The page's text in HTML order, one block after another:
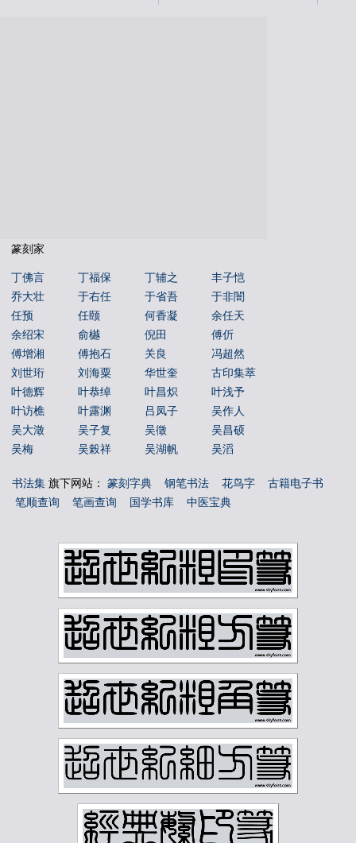
篆刻家
丁佛言 丁福保 丁辅之
丰子恺
乔大壮
于右任 于省吾
于非闇
任预
任颐 何香凝
余任天
余绍宋
俞樾 倪田
傅伒
傅增湘
傅抱石 关良
冯超然
刘世珩
刘海粟 华世奎
古印集萃
叶德辉
叶恭绰 叶昌炽
叶浅予
叶访樵
叶露渊 吕凤子
吴作人
吴大澂
吴子复 吴徵
吴昌硕
吴梅
吴榖祥 吴湖帆
吴滔
吴镜汀
周叔弢 周昌榖
周铁衡
唐云
唐醉石 商承祚
姚华
寇遐 寿石工
居廉
庞元济 康有为
康殷
张书旂 张伯英
张伯驹
张大千 张大壮
张宗祥
徐三庚 徐世昌
徐悲鸿
徐燕孙 徐生翁
方介堪
易孺 曾熙
朱复戡
李叔同 李可染
李瑞清
李苦禅 李葆恂
来楚生
林散之 林纾
林风眠
汪鸣銮 沈尹默
沈曾植
沙孟海 河海霞
溥儒
潘天寿 王世镗
王个簃
王懿荣 王梦白
王森然
王蘧常 王遐举
王震
书法集 旗下网站： 篆刻字典 钢笔书法 花鸟字
古籍电子书
笔顺查询
笔画查询 国学书库 中医宝典